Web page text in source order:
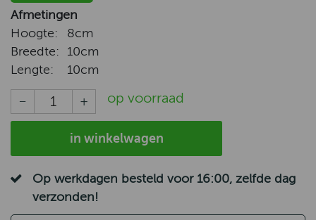
Afmetingen
Hoogte:
8cm
Breedte:
10cm
Lengte:
10cm
op voorraad
in winkelwagen
Op werkdagen besteld voor 16:00, zelfde dag
verzonden!